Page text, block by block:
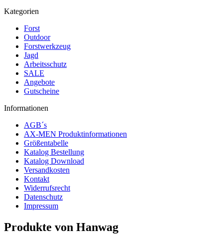
Kategorien
Forst
Outdoor
Forstwerkzeug
Jagd
Arbeitsschutz
SALE
Angebote
Gutscheine
Informationen
AGB´s
AX-MEN Produktinformationen
Größentabelle
Katalog Bestellung
Katalog Download
Versandkosten
Kontakt
Widerrufsrecht
Datenschutz
Impressum
Produkte von Hanwag